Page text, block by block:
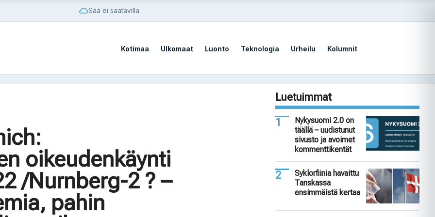
Sää ei saatavilla
Kotimaa Ulkomaat Luonto Teknologia Urheilu Kolumnit
sotilastukikohdista
oikeudenkäynti
/Nurnberg-2 ? –
pahin
Luetuimmat
Nykysuomi 2.0 on
täällä – uudistunut
sivusto ja avoimet
kommenttikentät
Syklorfiinia havaittu
Tanskassa
ensimmäistä kertaa